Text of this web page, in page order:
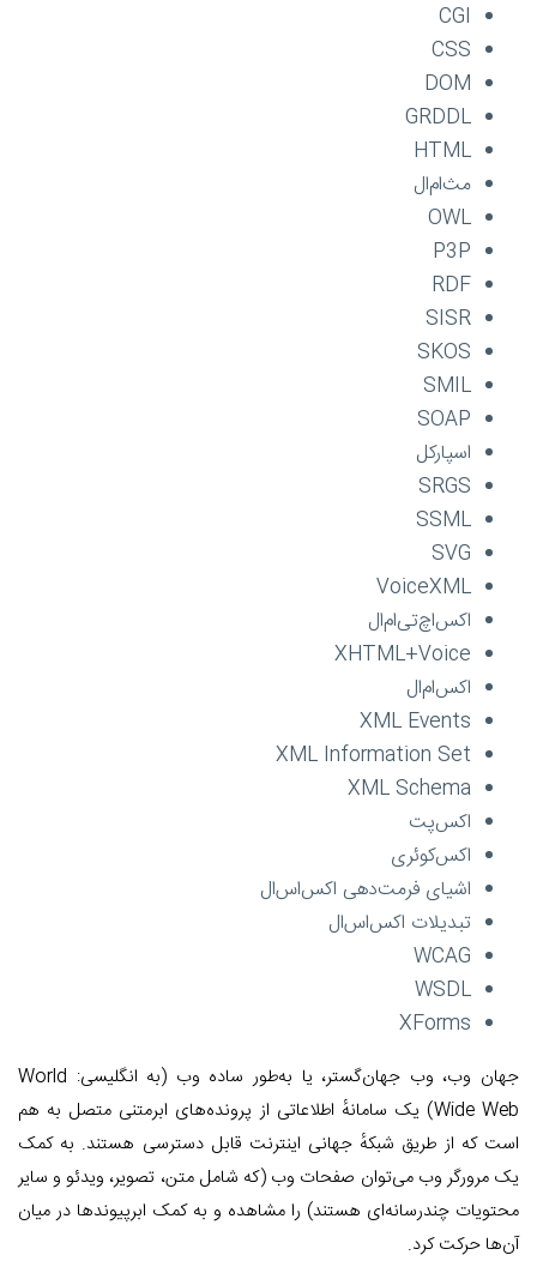
CGI
CSS
DOM
GRDDL
HTML
مث‌ام‌ال
OWL
P3P
RDF
SISR
SKOS
SMIL
SOAP
اسپارکل
SRGS
SSML
SVG
VoiceXML
اکس‌اچ‌تی‌ام‌ال
XHTML+Voice
اکس‌ام‌ال
XML Events
XML Information Set
XML Schema
اکس‌پت
اکس‌کوئری
اشیای فرمت‌دهی اکس‌اس‌ال
تبدیلات اکس‌اس‌ال
WCAG
WSDL
XForms
جهان وب، وب جهان‌گستر، یا به‌طور ساده وب (به انگلیسی: World
Wide Web) یک سامانهٔ اطلاعاتی از پرونده‌های ابرمتنی متصل به هم
است که از طریق شبکهٔ جهانی اینترنت قابل دسترسی هستند. به کمک
یک مرورگر وب می‌توان صفحات وب (که شامل متن، تصویر، ویدئو و سایر
محتویات چندرسانه‌ای هستند) را مشاهده و به کمک ابرپیوندها در میان
آن‌ها حرکت کرد.